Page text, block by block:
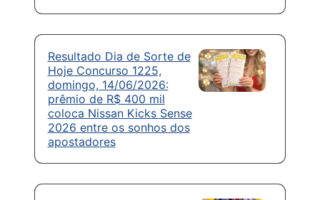
Resultado Dia de Sorte de
Hoje Concurso 1225,
domingo, 14/06/2026:
prêmio de R$ 400 mil
coloca Nissan Kicks Sense
2026 entre os sonhos dos
apostadores